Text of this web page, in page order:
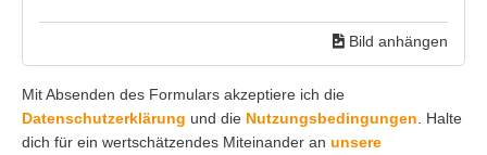
Bild anhängen
Mit Absenden des Formulars akzeptiere ich die
Datenschutzerklärung und die Nutzungsbedingungen . Halte
dich für ein wertschätzendes Miteinander an unsere